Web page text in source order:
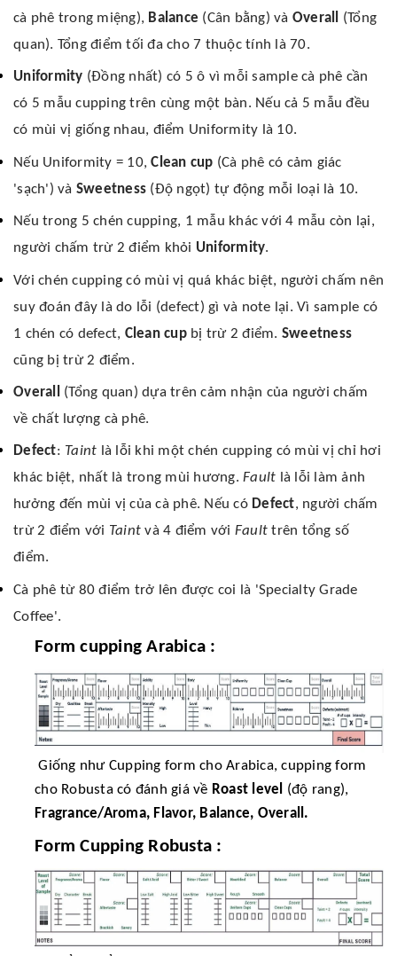
cà phê trong miệng), Balance (Cân bằng) và Overall
(Tổng
quan). Tổng điểm tối đa cho 7 thuộc tính là 70.
Uniformity (Đồng nhất) có 5 ô vì mỗi sample cà phê cần
có 5 mẫu cupping trên cùng một bàn. Nếu cả 5 mẫu đều
có mùi vị giống nhau, điểm Uniformity là 10.
Nếu Uniformity = 10,Clean cup (Cà phê có cảm giác
'sạch') và Sweetness (Độ ngọt) tự động mỗi loại là 10.
Nếu trong 5 chén cupping, 1 mẫu khác với 4 mẫu còn lại,
người chấm trừ 2 điểm khỏi Uniformity.
Với chén cupping có mùi vị quá khác biệt, người chấm nên
suy đoán đây là do lỗi (defect) gì và note lại. Vì sample có
1 chén có defect, Clean cup bị trừ 2 điểm. Sweetness
cũng bị trừ 2 điểm.
Overall
(Tổng quan) dựa trên cảm nhận của người chấm
về chất lượng cà phê.
Defect: Taint là lỗi khi một chén cupping có mùi vị chỉ hơi
khác biệt, nhất là trong mùi hương. Fault là lỗi làm ảnh
hưởng đến mùi vị của cà phê. Nếu có Defect, người chấm
trừ 2 điểm với Taint và 4 điểm với Fault trên tổng số
điểm.
Cà phê từ 80 điểm trở lên được coi là 'Specialty Grade
Coffee'.
Form cupping Arabica :
Giống như Cupping form cho Arabica, cupping form
cho Robusta có đánh giá về Roast level (độ rang),
Fragrance/Aroma, Flavor, Balance, Overall.
Form Cupping Robusta :